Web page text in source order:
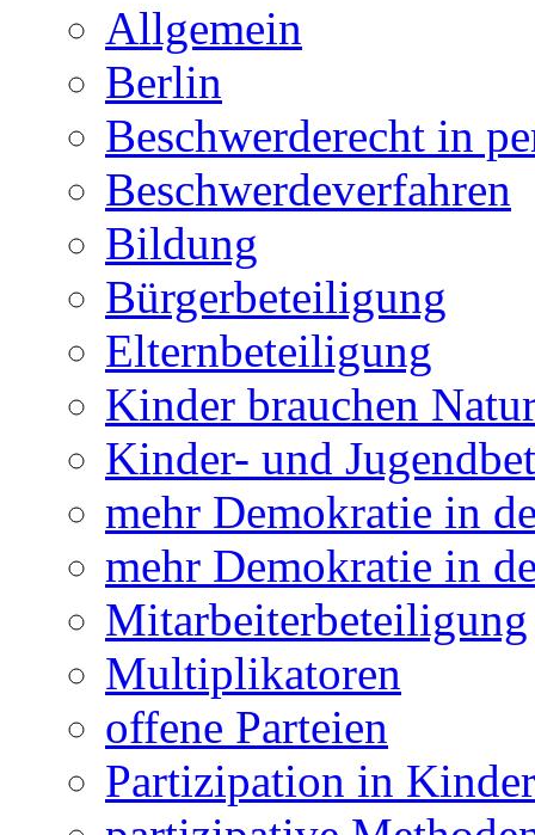
Allgemein
Berlin
Beschwerderecht in
Beschwerdeverfahren
Bildung
Bürgerbeteiligung
Elternbeteiligung
Kinder brauchen
Kinder- und
mehr Demokratie in
mehr Demokratie in
Mitarbeiterbeteiligung
Multiplikatoren
offene Parteien
Partizipation in